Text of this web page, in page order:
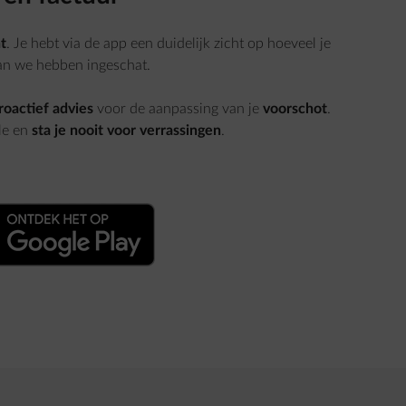
. Je hebt via de app een duidelijk zicht op hoeveel je
we hebben ingeschat.
adviesvoor de aanpassing van je voorschot.
en sta je nooit voor verrassingen